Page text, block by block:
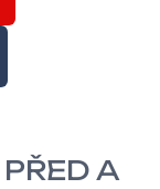
PŘED A